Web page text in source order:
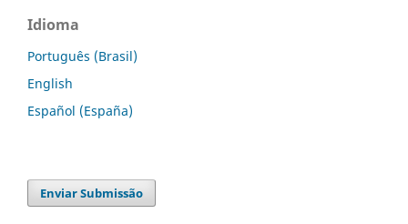
Idioma
Português (Brasil)
English
Español (España)
Enviar Submissão